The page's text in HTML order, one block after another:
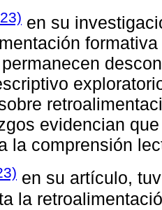
en su
evidencian
la comprensión
en su artículo,
la